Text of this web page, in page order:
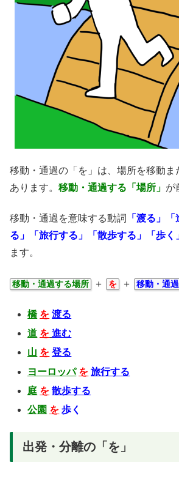
移動・通過の「を」は、場所を移動ま
あります。 移動・通過する「場所」 が
移動・通過を意味する動詞
「渡る」
る」「旅行する」「散歩する」「歩く
ます。
移動・通過する場所 ＋ を ＋ 移動・通
橋 を 渡る
道 を 進む
山 を 登る
ヨーロッパ を 旅行する
庭 を 散歩する
公園 を 歩く
出発・分離の「を」